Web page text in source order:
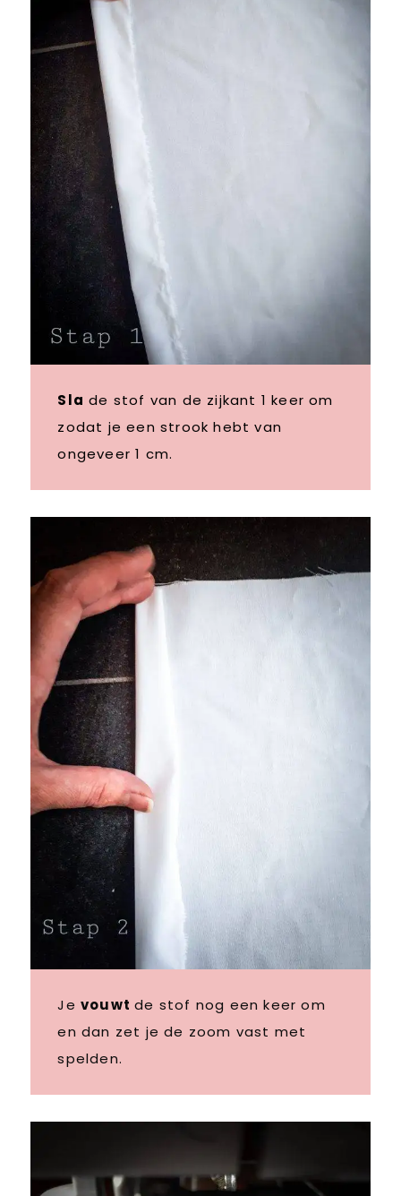
Sla de stof van de zijkant 1 keer om
zodat je een strook hebt van
ongeveer 1 cm.
Je vouwtde stof nog een keer om
en dan zet je de zoom vast met
spelden.